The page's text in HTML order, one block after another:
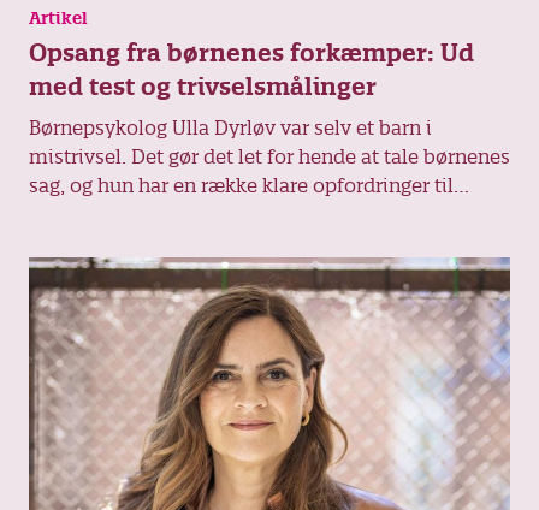
Artikel
Opsang fra børnenes forkæmper: Ud
med test og trivselsmålinger
Børnepsykolog Ulla Dyrløv var selv et barn i
mistrivsel. Det gør det let for hende at tale børnenes
sag, og hun har en række klare opfordringer til
vuggestuen.